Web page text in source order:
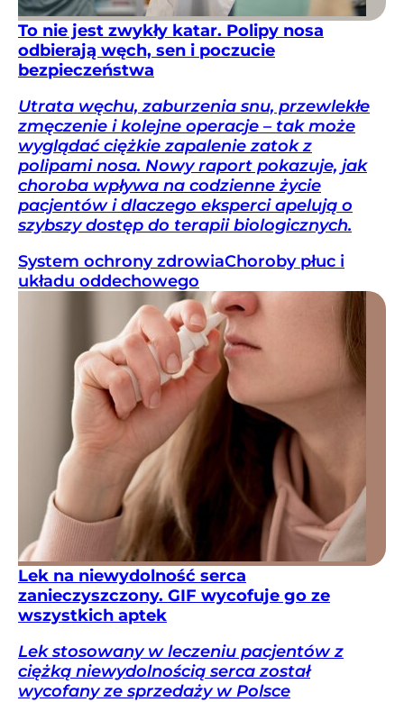
To nie jest zwykły katar. Polipy nosa
odbierają węch, sen i poczucie
bezpieczeństwa
Utrata węchu, zaburzenia snu, przewlekłe
zmęczenie i kolejne operacje – tak może
wyglądać ciężkie zapalenie zatok z
polipami nosa. Nowy raport pokazuje, jak
choroba wpływa na codzienne życie
pacjentów i dlaczego eksperci apelują o
szybszy dostęp do terapii biologicznych.
System ochrony zdrowiaChoroby płuc i
układu oddechowego
Lek na niewydolność serca
zanieczyszczony. GIF wycofuje go ze
wszystkich aptek
Lek stosowany w leczeniu pacjentów z
ciężką niewydolnością serca został
wycofany ze sprzedaży w Polsce